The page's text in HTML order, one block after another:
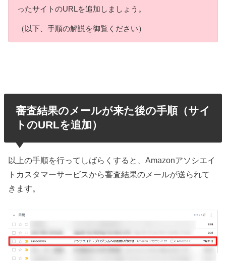
ったサイトのURLを追加しましょう。
（以下、手順の解説を御覧ください）
審査結果のメールが来た後の手順（サイ
トのURLを追加）
以上の手順を行ってしばらくすると、Amazonアソシエイ
トカスタマーサービスから審査結果のメールが送られて
きます。